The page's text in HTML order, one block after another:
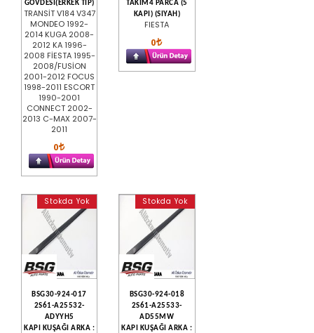
GÖVDESİ(ERKEK TİP)
TRANSİT V184 V347
MONDEO 1992-
2014 KUGA 2008-
2012 KA 1996-
2008 FİESTA 1995-
2008/FUSİON
2001-2012 FOCUS
1998-2011 ESCORT
1990-2001
CONNECT 2002-
2013 C-MAX 2007-
2011
0
TAKIM4 PARCA (5
KAPI) (SIYAH)
FIESTA
0
Stokda Yok
BSG30-924-017
2S61-A25532-
ADYYH5
KAPI KUŞAĞI ARKA :
Stokda Yok
BSG30-924-018
2S61-A25533-
AD55MW
KAPI KUŞAĞI ARKA :